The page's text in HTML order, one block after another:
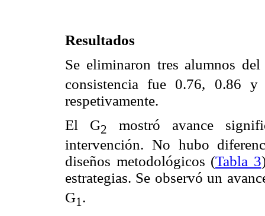
Resultados
Se eliminaron tres alumnos
consistencia fue 0.76, 0.86
respetivamente.
El G2
mostró avance
intervención. No hubo
diseños metodológicos (Tabla 3
estrategias. Se observó un
G1 .